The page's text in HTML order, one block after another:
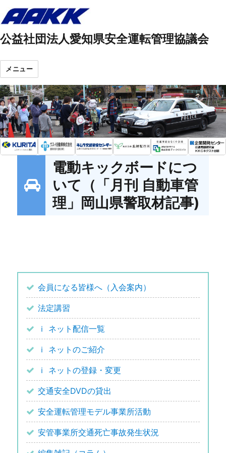
公益社団法人愛知県安全運転管理協議会
メニュー
電動キックボードにつ
いて（「月刊 自動車管
理」岡山県警取材記事)
会員になる皆様へ（入会案内）
法定講習
ｉ ネット配信一覧
ｉ ネットのご紹介
ｉ ネットの登録・変更
交通安全DVDの貸出
安全運転管理モデル事業所活動
安管事業所交通死亡事故発生状況